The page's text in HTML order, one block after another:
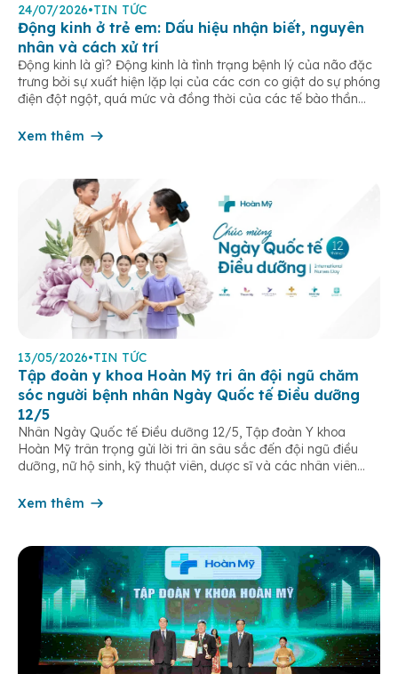
24/07/2026•TIN TỨC
Động kinh ở trẻ em: Dấu hiệu nhận biết, nguyên
nhân và cách xử trí
Động kinh là gì? Động kinh là tình trạng bệnh lý của não đặc
trưng bởi sự xuất hiện lặp lại của các cơn co giật do sự phóng
điện đột ngột, quá mức và đồng thời của các tế bào thần
Xem thêm
13/05/2026•TIN TỨC
Tập đoàn y khoa Hoàn Mỹ tri ân đội ngũ chăm
sóc người bệnh nhân Ngày Quốc tế Điều dưỡng
12/5
Nhân Ngày Quốc tế Điều dưỡng 12/5, Tập đoàn Y khoa
Hoàn Mỹ trân trọng gửi lời tri ân sâu sắc đến đội ngũ điều
dưỡng, nữ hộ sinh, kỹ thuật viên, dược sĩ và các nhân viên
âm thầm đồng hành trên […]
Xem thêm